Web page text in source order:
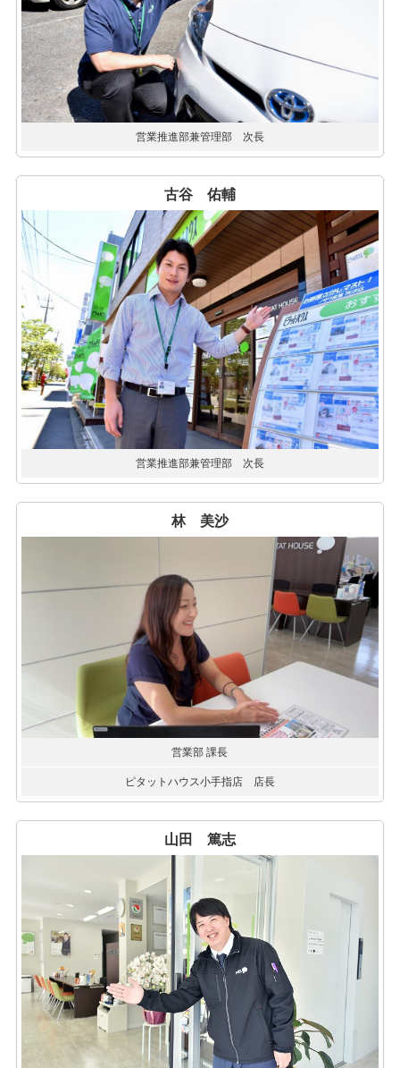
営業推進部兼管理部 次長
古谷 佑輔
営業推進部兼管理部 次長
林 美沙
営業部 課長
ピタットハウス小手指店 店長
山田 篤志